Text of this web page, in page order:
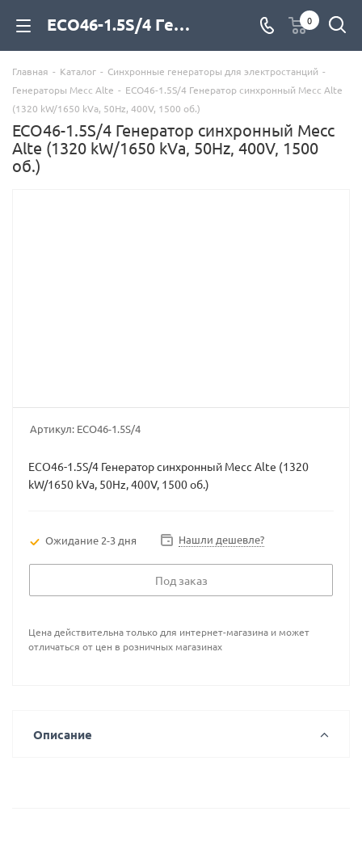
ECO46-1.5S/4 Генератор синхронный Mecc Alte (1320 kW/1650 kVa, 50Hz, 400V, 1500 об.) купить со склада с доставкой по цене официального дилера, фото, описание, характеристики - компания Дизель Экспорт 0
Главная - Каталог - Синхронные генераторы для электростанций -
Генераторы Mecc Alte - ECO46-1.5S/4 Генератор синхронный Mecc Alte
(1320 kW/1650 kVa, 50Hz, 400V, 1500 об.)
ECO46-1.5S/4 Генератор синхронный Mecc
Alte (1320 kW/1650 kVa, 50Hz, 400V, 1500
об.)
Артикул: ECO46-1.5S/4
ECO46-1.5S/4 Генератор синхронный Mecc Alte (1320
kW/1650 kVa, 50Hz, 400V, 1500 об.)
Ожидание 2-3 дня Нашли дешевле?
Под заказ
Цена действительна только для интернет-магазина и может
отличаться от цен в розничных магазинах
Описание